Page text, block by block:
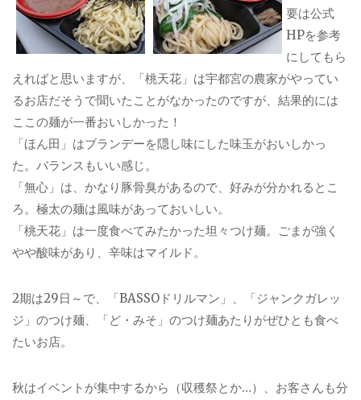
要は公式
HPを参考
にしてもら
えればと思いますが、「桃天花」は宇都宮の農家がやってい
るお店だそうで聞いたことがなかったのですが、結果的には
ここの麺が一番おいしかった！
「ほん田」はブランデーを隠し味にした味玉がおいしかっ
た。バランスもいい感じ。
「無心」は、かなり豚骨臭があるので、好みが分かれるとこ
ろ。極太の麺は風味があっておいしい。
「桃天花」は一度食べてみたかった坦々つけ麺。ごまが強く
やや酸味があり、辛味はマイルド。
2期は29日～で、「BASSOドリルマン」、「ジャンクガレッ
ジ」のつけ麺、「ど・みそ」のつけ麺あたりがぜひとも食べ
たいお店。
秋はイベントが集中するから（収穫祭とか…）、お客さんも分